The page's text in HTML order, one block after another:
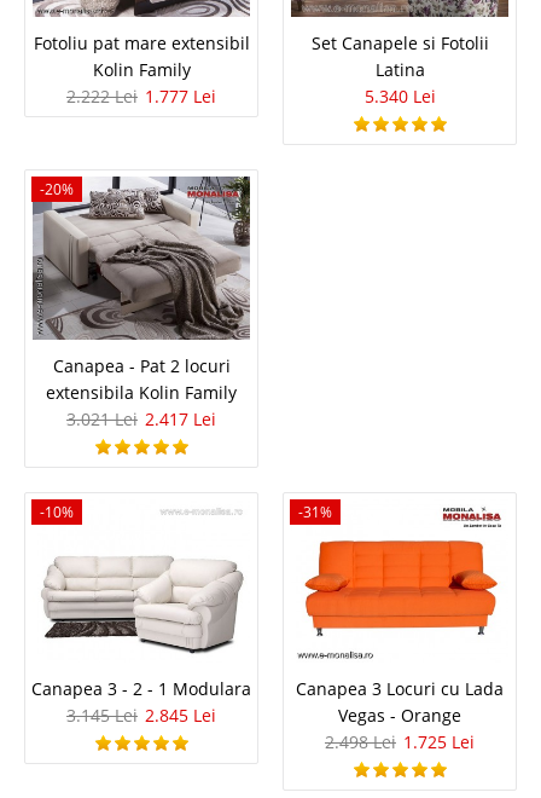
Oferta cu Reducere Maxima Canapele 3 locuri extensibile Verde inchis pt.
Living modern⭐ de Lux Perissa Oferta Speciala de pret
canapea extensibila 3 locuri verde smarald pe catifea inchisa – ​Valabila in
limita stocurilor Canapeaua Perissa de 3 locu..
4.460 Lei
Pret Redus
Vezi Detalii
Adauga la Favorite
Canapea extensibila Gri 3 locuri cu
lada si perne Metropol
Metropol Descopera eleganta si confortul absolut al acestei canapele gri
deschis de 3 locuri extensibila cu lada de depozitare, un model modern ce
adauga un farmec subtil in orice c..
Fotoliu pat mare extensibil
Kolin Family
2.222 Lei 1.777 Lei
Set Canapele si Fotolii
Latina
5.340 Lei
-20%
Canapea - Pat 2 locuri
extensibila Kolin Family
3.021 Lei 2.417 Lei
-10%
Canapea 3 - 2 - 1 Modulara
3.145 Lei 2.845 Lei
-31%
Canapea 3 Locuri cu Lada
Vegas - Orange
2.498 Lei 1.725 Lei